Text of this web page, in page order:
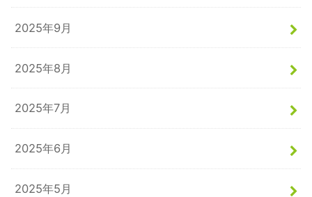
2025年9月
2025年8月
2025年7月
2025年6月
2025年5月